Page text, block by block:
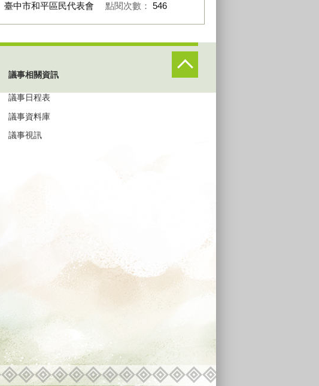
臺中市和平區民代表會 點閱次數： 546
議事相關資訊
議事日程表
議事資料庫
議事視訊